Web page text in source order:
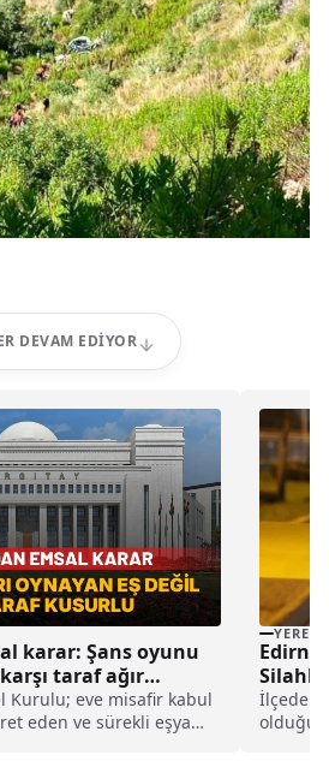
DEVAM EDIYOR
karar: Şans oyunu
taraf ağır
Kurulu; eve misafir kabul
eden ve sürekli eşya
YEREL
İlçede
olduğu